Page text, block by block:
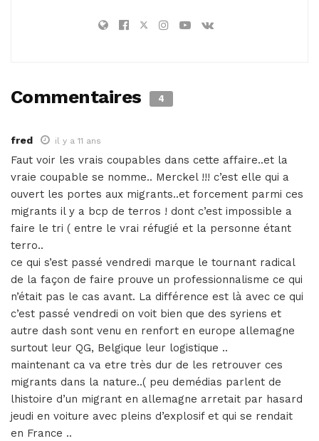
Commentaires 4
fred il y a 11 ans
Faut voir les vrais coupables dans cette affaire..et la
vraie coupable se nomme.. Merckel !!! c’est elle qui a
ouvert les portes aux migrants..et forcement parmi ces
migrants il y a bcp de terros ! dont c’est impossible a
faire le tri ( entre le vrai réfugié et la personne étant
terro..
ce qui s’est passé vendredi marque le tournant radical
de la façon de faire prouve un professionnalisme ce qui
n’était pas le cas avant. La différence est là avec ce qui
c’est passé vendredi on voit bien que des syriens et
autre dash sont venu en renfort en europe allemagne
surtout leur QG, Belgique leur logistique ..
maintenant ca va etre très dur de les retrouver ces
migrants dans la nature..( peu demédias parlent de
lhistoire d’un migrant en allemagne arretait par hasard
jeudi en voiture avec pleins d’explosif et qui se rendait
en France ..